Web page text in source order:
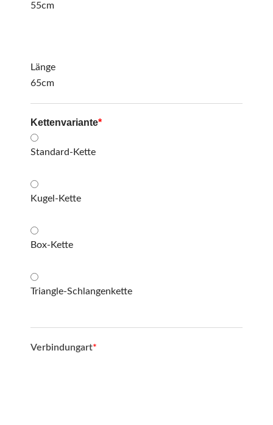
55cm
Länge
65cm
*
Kettenvariante
Standard-Kette
Kugel-Kette
Box-Kette
Triangle-Schlangenkette
*
Verbindungart